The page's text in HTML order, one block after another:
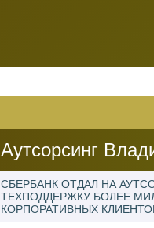
Аутсорсинг
СБЕРБАНК ОТДАЛ НА
ТЕХПОДДЕРЖКУ БОЛЕЕ
КОРПОРАТИВНЫХ